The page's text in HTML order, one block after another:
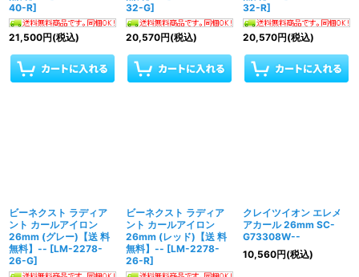
40-R]
21,500円(税込)
32-G]
20,570円(税込)
32-R]
20,570円(税込)
ビーネクスト ラディア
ント カールアイロン
26mm (グレー)【送 料
無料】-- [LM-2278-
26-G]
ビーネクスト ラディア
ント カールアイロン
26mm (レッド)【送 料
無料】-- [LM-2278-
26-R]
クレイツイオン エレメ
アカール 26mm SC-
G73308W--
10,560円(税込)